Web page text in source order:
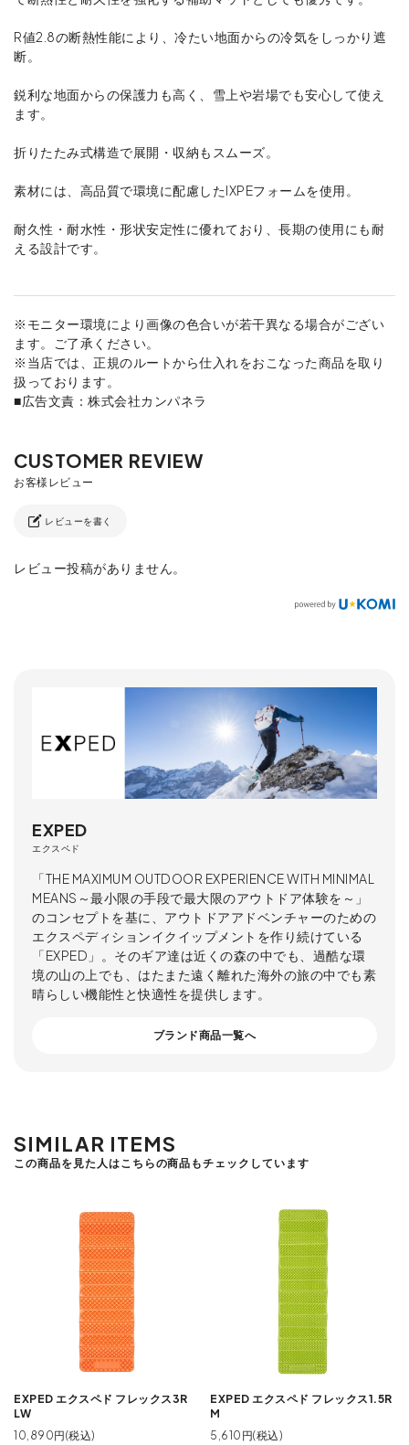
R値2.8の断熱性能により、冷たい地面からの冷気をしっかり遮
断。
鋭利な地面からの保護力も高く、雪上や岩場でも安心して使え
ます。
折りたたみ式構造で展開・収納もスムーズ。
素材には、高品質で環境に配慮したIXPEフォームを使用。
耐久性・耐水性・形状安定性に優れており、長期の使用にも耐
える設計です。
※モニター環境により画像の色合いが若干異なる場合がござい
ます。ご了承ください。
※当店では、正規のルートから仕入れをおこなった商品を取り
扱っております。
■広告文責：株式会社カンパネラ
レビューを書く
レビュー投稿がありません。
EXPED
エクスペド
「THE MAXIMUM OUTDOOR EXPERIENCE WITH MINIMAL
MEANS～最小限の手段で最大限のアウトドア体験を～」
のコンセプトを基に、アウトドアアドベンチャーのための
エクスペディションイクイップメントを作り続けている
「EXPED」。そのギア達は近くの森の中でも、過酷な環
境の山の上でも、はたまた遠く離れた海外の旅の中でも素
晴らしい機能性と快適性を提供します。
ブランド商品一覧へ
SIMILAR ITEMS
この商品を見た人はこちらの商品もチェックしています
EXPED エクスペド フレックス3R
LW
10,890円(税込)
EXPED エクスペド フレックス1.5R
M
5,610円(税込)